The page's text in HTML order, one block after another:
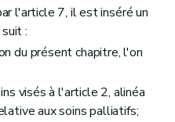
l'article 7, il est inséré un
:
du présent chapitre, l'on
visés à l'article 2, alinéa
aux soins palliatifs;